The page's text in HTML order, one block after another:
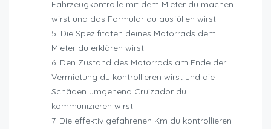
Fahrzeugkontrolle mit dem Mieter du machen
wirst und das Formular du ausfüllen wirst!
Die Spezifitäten deines Motorrads dem
Mieter du erklären wirst!
Den Zustand des Motorrads am Ende der
Vermietung du kontrollieren wirst und die
Schäden umgehend Cruizador du
kommunizieren wirst!
Die effektiv gefahrenen Km du kontrollieren